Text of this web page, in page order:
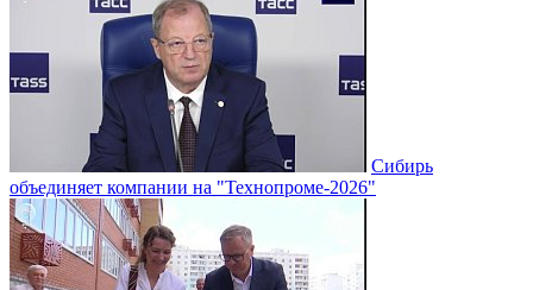
Сибирь
объединяет компании на "Технопроме-2026"